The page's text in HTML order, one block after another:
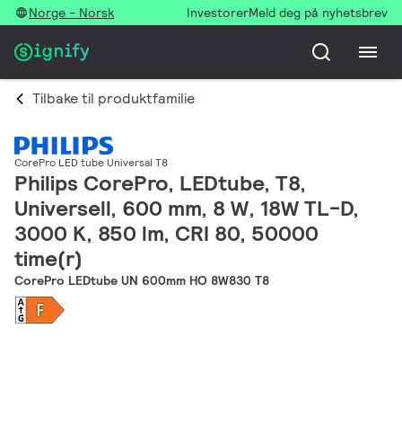
Norge - Norsk InvestorerMeld deg på nyhetsbrev
Tilbake til produktfamilie
CorePro LED tube Universal T8
Philips CorePro, LEDtube, T8,
Universell, 600 mm, 8 W, 18W TL-D,
3000 K, 850 lm, CRI 80, 50000
time(r)
CorePro LEDtube UN 600mm HO 8W830 T8